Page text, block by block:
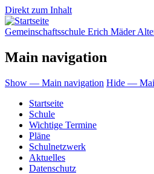
Direkt zum Inhalt
Gemeinschaftsschule Erich Mäder
Main navigation
Show — Main navigation Hide —
Startseite
Schule
Wichtige Termine
Pläne
Schulnetzwerk
Aktuelles
Datenschutz